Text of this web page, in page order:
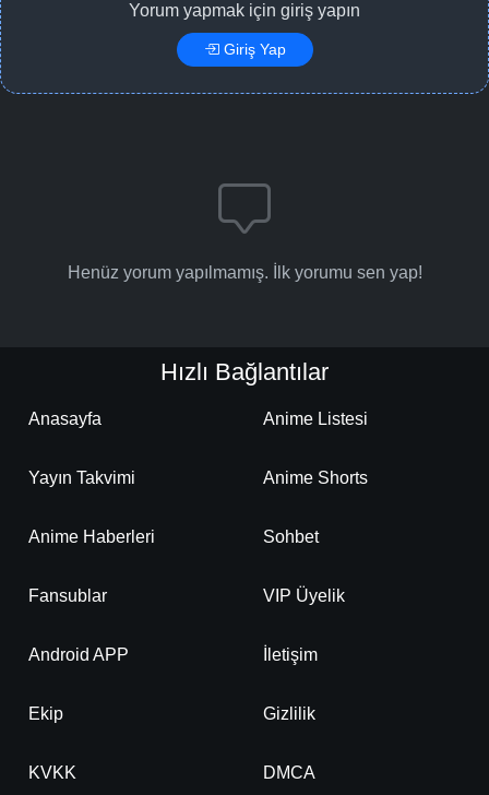
Yorum yapmak için giriş yapın
Giriş Yap
Henüz yorum yapılmamış. İlk yorumu sen yap!
Hızlı Bağlantılar
Anasayfa Anime Listesi
Yayın Takvimi Anime Shorts
Anime Haberleri Sohbet
Fansublar VIP Üyelik
Android APP İletişim
Ekip Gizlilik
KVKK DMCA